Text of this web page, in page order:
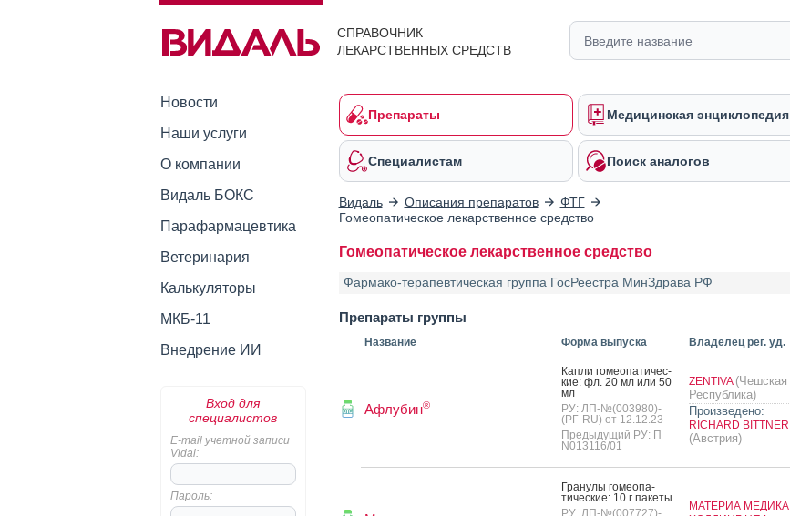
СПРАВОЧНИК
ЛЕКАРСТВЕННЫХ СРЕДСТВ
Новости
Наши услуги
О компании
Видаль БОКС
Парафармацевтика
Ветеринария
Калькуляторы
МКБ-11
Внедрение ИИ
Вход для
специалистов
E-mail учетной записи
Vidal:
Пароль:
Препараты Медицинская энциклопедия
Специалистам Поиск аналогов
Видаль Описания препаратов
ФТГ
Гомеопатическое лекарственное средство
Гомеопатическое лекарственное средство
Фармако-терапевтическая группа ГосРеестра МинЗдрава РФ
Препараты группы
Название Форма выпуска Владелец рег. уд.
Афлубин®
Кап­ли го­ме­опа­тичес­
кие: фл. 20 мл или 50
мл
РУ: ЛП-№(003980)-
(РГ-RU) от 12.12.23
Предыдущий РУ: П
N013116/01
ZENTIVA (Чешская
Республика)
Произведено:
RICHARD BITTNER
(Австрия)
Гра­нулы го­ме­опа­
тичес­кие: 10 г па­кеты
РУ: ЛП-№(007727)-
МАТЕРИА МЕДИКА